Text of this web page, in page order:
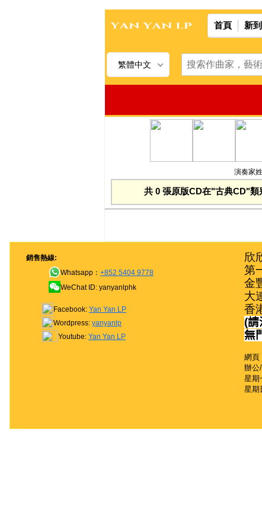
首頁 新
繁體中文
演奏家
共 0 張原版CD在"古典CD"類
銷售熱線:
Whatsapp： +852 5404 9778
WeChat ID: yanyanlphk
Facebook: Yan Yan LP
Wordpress: yanyanlp
Youtube: Yan Yan LP
欣
第
金
大
香
(請
無
網頁
辦公
星期
星期